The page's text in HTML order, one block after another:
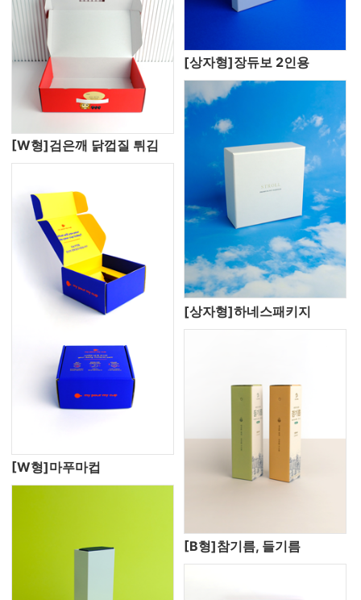
[W형]검은깨 닭껍질 튀김
[상자형]장듀보 2인용
[W형]마푸마컵
[상자형]하네스패키지
[B형]참기름, 들기름